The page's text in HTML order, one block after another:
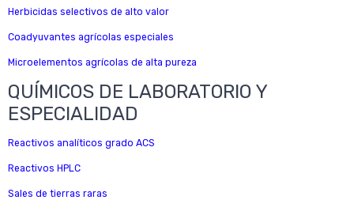
Herbicidas selectivos de alto valor
Coadyuvantes agrícolas especiales
Microelementos agrícolas de alta pureza
QUÍMICOS DE LABORATORIO Y
ESPECIALIDAD
Reactivos analíticos grado ACS
Reactivos HPLC
Sales de tierras raras